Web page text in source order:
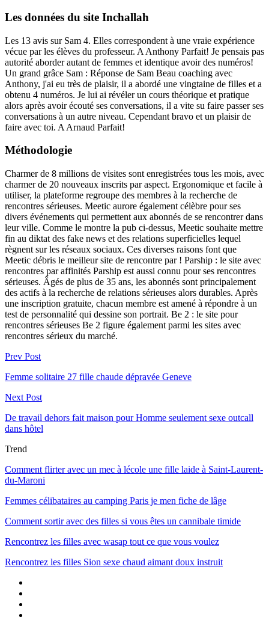
Les données du site Inchallah
Les 13 avis sur Sam 4. Elles correspondent à une vraie expérience
vécue par les élèves du professeur. A Anthony Parfait! Je pensais pas
autorité aborder autant de femmes et identique avoir des numéros!
Un grand grâce Sam : Réponse de Sam Beau coaching avec
Anthony, j'ai eu très de plaisir, il a abordé une vingtaine de filles et a
obtenu 4 numéros. Je lui ai révéler un cours théorique et pratique
alors après avoir écouté ses conversations, il a vite su faire passer ses
conversations à un autre niveau. Cependant bravo et un plaisir de
faire avec toi. A Arnaud Parfait!
Méthodologie
Charmer de 8 millions de visites sont enregistrées tous les mois, avec
charmer de 20 nouveaux inscrits par aspect. Ergonomique et facile à
utiliser, la plateforme regroupe des membres à la recherche de
rencontres sérieuses. Meetic aurore également célèbre pour ses
divers événements qui permettent aux abonnés de se rencontrer dans
leur ville. Comme le montre la pub ci-dessus, Meetic souhaite mettre
fin au diktat des fake news et des relations superficielles lequel
règnent sur les réseaux sociaux. Ces diverses raisons font que
Meetic débris le meilleur site de rencontre par ! Parship : le site avec
rencontres par affinités Parship est aussi connu pour ses rencontres
sérieuses. Âgés de plus de 35 ans, les abonnés sont principalement
des actifs à la recherche de relations sérieuses alors durables. Après
une inscription gratuite, chacun membre est amené à répondre à un
test de personnalité qui dessine son portrait. Be 2 : le site pour
rencontres sérieuses Be 2 figure également parmi les sites avec
rencontres sérieux du marché.
Prev Post
Femme solitaire 27 fille chaude dépravée Geneve
Next Post
De travail dehors fait maison pour Homme seulement sexe outcall
dans hôtel
Trend
Comment flirter avec un mec à lécole une fille laide à Saint-Laurent-
du-Maroni
Femmes célibataires au camping Paris je men fiche de lâge
Comment sortir avec des filles si vous êtes un cannibale timide
Rencontrez les filles avec wasap tout ce que vous voulez
Rencontrez les filles Sion sexe chaud aimant doux instruit